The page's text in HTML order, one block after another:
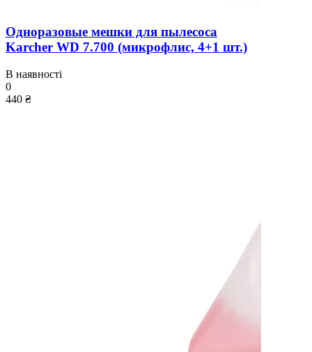
Одноразовые мешки для пылесоса
Karcher WD 7.700 (микрофлис, 4+1 шт.)
В наявності
0
440 ₴